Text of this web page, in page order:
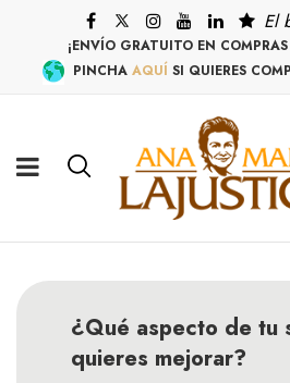
El
¡ENVÍO GRATUITO EN
PINCHA AQUÍ SI QUIERES
¿Qué aspecto de tu
quieres mejorar?